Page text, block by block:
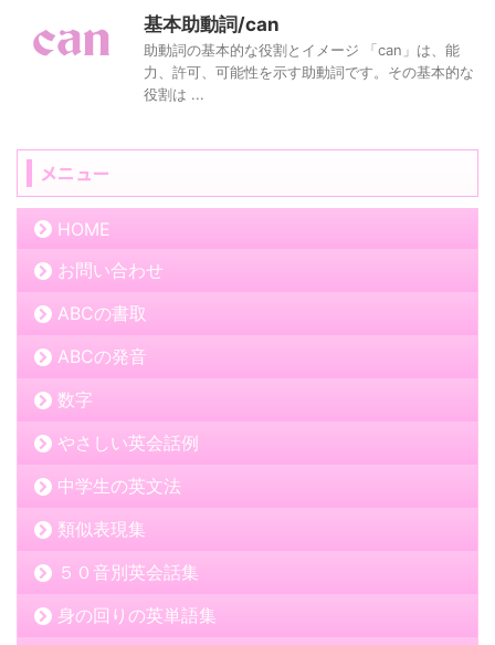
基本助動詞/can
助動詞の基本的な役割とイメージ 「can」は、能
力、許可、可能性を示す助動詞です。その基本的な
役割は ...
メニュー
HOME
お問い合わせ
ABCの書取
ABCの発音
数字
やさしい英会話例
中学生の英文法
類似表現集
５０音別英会話集
身の回りの英単語集